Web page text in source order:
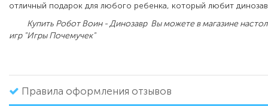
отличный подарок для любого ребенка, который любит
Купить Робот Воин - Динозавр Вы можете в магазине
игр "Игры Почемучек"
Правила оформления отзывов